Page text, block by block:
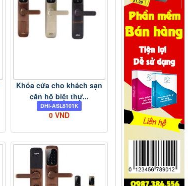
Khóa cửa cho khách sạn
căn hộ biệt thự...
DHI-ASL8101K
0 VND